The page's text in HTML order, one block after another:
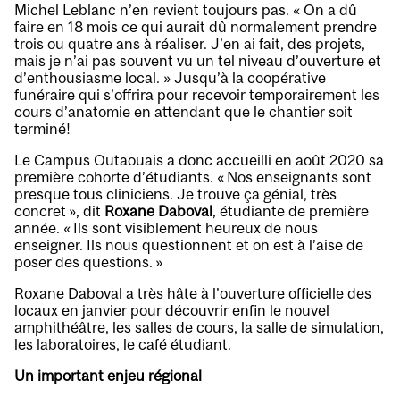
Michel Leblanc n’en revient toujours pas. « On a dû
faire en 18 mois ce qui aurait dû normalement prendre
trois ou quatre ans à réaliser. J’en ai fait, des projets,
mais je n’ai pas souvent vu un tel niveau d’ouverture et
d’enthousiasme local. » Jusqu’à la coopérative
funéraire qui s’offrira pour recevoir temporairement les
cours d’anatomie en attendant que le chantier soit
terminé!
Le Campus Outaouais a donc accueilli en août 2020 sa
première cohorte d’étudiants. « Nos enseignants sont
presque tous cliniciens. Je trouve ça génial, très
concret », dit Roxane Daboval, étudiante de première
année. « Ils sont visiblement heureux de nous
enseigner. Ils nous questionnent et on est à l’aise de
poser des questions. »
Roxane Daboval a très hâte à l’ouverture officielle des
locaux en janvier pour découvrir enfin le nouvel
amphithéâtre, les salles de cours, la salle de simulation,
les laboratoires, le café étudiant.
Un important enjeu régional